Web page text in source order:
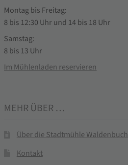
Montag bis Freitag:
8 bis 12:30 Uhr und 14 bis 18 Uhr
Samstag:
8 bis 13 Uhr
Im Mühlenladen reservieren
MEHR ÜBER …
Über die Stadtmühle Waldenbuch
Kontakt